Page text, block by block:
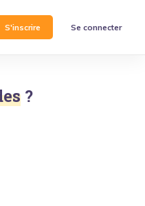
S'inscrire Se connecter
?